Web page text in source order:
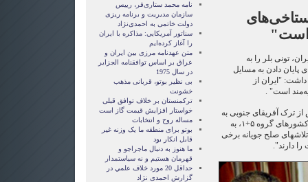
است"
تونی بلر را به
پایان دادن به مسایل
"ایران از
است" .
ترک آفریقای جنوبی به
خبرگزاری ایرنا گفت: "متاسفانه کشورهای گروه ‪ ،۱+۵‬به
صلح جویانه برخی
دارند".
نامه محمد ستاری‌فر، رییس
سازمان مدیریت و برنامه ریزی
دولت خاتمی به احمدی‌نژاد
سناتور آمريکايي: مذاکره با ايران
را آغاز کرده‌ايم
متن عهدنامه مرزى بين ايران و
عراق بر اساس توافقنامه الجزاير
در سال 1975
بی نظیر بوتو، قربانی مذهب
خشونت
ترکمنستان بر خلاف توافق قبلی
خواستار افزایش قیمت گاز است
مساله روح و انتخابات
بوتو برای منطقه ما یک وزنه غیر
قابل انکار بود
ما هنوز به دنبال ماجراجو و
قهرمان هستيم و نه سياستمدار
حداقل 20 مورد خلاف علمي در
گزارش احمدی نژاد